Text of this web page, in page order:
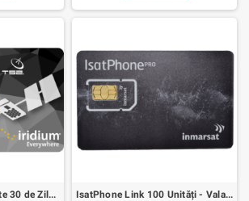
Extensie de Valabilitate 30 de Zile pentru Timp de Vorbire Preplătit Iridium IsatPhone Link 100 Unități - Valabilitate 90 Zile